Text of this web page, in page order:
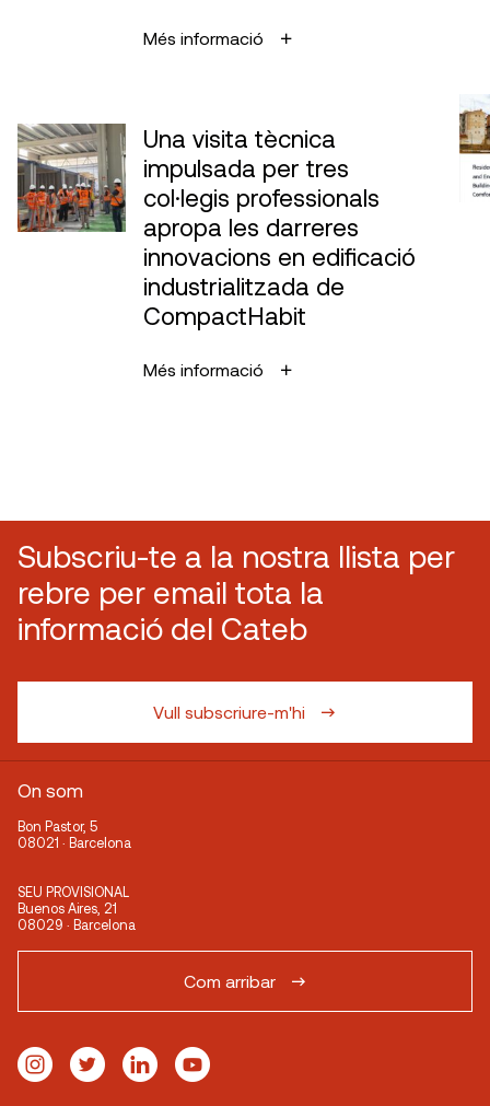
Més informació
Una visita tècnica
impulsada per tres
col·legis professionals
apropa les darreres
innovacions en edificació
industrialitzada de
CompactHabit
Més informació
Subscriu-te a la nostra llista per
rebre per email tota la
informació del Cateb
Vull subscriure-m'hi
On som
Bon Pastor, 5
08021 · Barcelona
SEU PROVISIONAL
Buenos Aires, 21
08029 · Barcelona
Com arribar